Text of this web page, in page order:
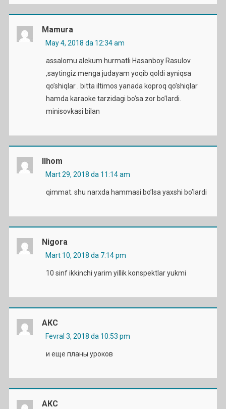
Mamura
May 4, 2018 da 12:34 am
assalomu alekum hurmatli Hasanboy Rasulov
,saytingiz menga judayam yoqib qoldi ayniqsa
qo’shiqlar . bitta iltimos yanada koproq qo’shiqlar
hamda karaoke tarzidagi bo’sa zor bo’lardi.
minisovkasi bilan
Ilhom
Mart 29, 2018 da 11:14 am
qimmat. shu narxda hammasi bo’lsa yaxshi bo’lardi
Nigora
Mart 10, 2018 da 7:14 pm
10 sinf ikkinchi yarim yillik konspektlar yukmi
АКС
Fevral 3, 2018 da 10:53 pm
и еще планы уроков
АКС